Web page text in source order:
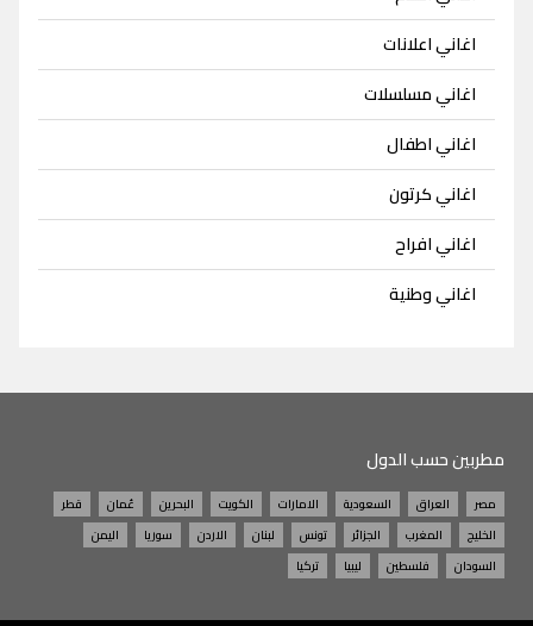
اغاني اعلانات
اغاني مسلسلات
اغاني اطفال
اغاني كرتون
اغاني افراح
اغاني وطنية
مطربين حسب الدول
مصر العراق السعودية الامارات الكويت البحرين عُمان
قطر
الخليج
المغرب الجزائر تونس لبنان الاردن سوريا
اليمن
السودان
فلسطين ليبيا تركيا